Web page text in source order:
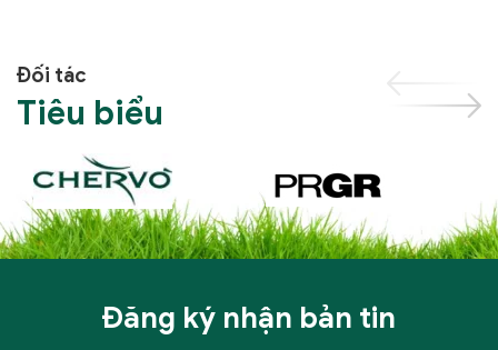
Đối tác
Tiêu biểu
Đăng ký nhận bản tin